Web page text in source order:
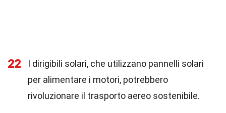
22
I dirigibili solari, che utilizzano pannelli solari
per alimentare i motori, potrebbero
rivoluzionare il trasporto aereo sostenibile.